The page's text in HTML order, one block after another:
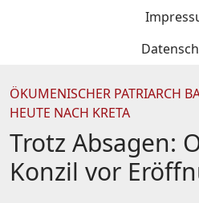
ÖKUMENISCHER PATRIARCH
HEUTE NACH KRETA
Trotz Absagen:
Konzil vor